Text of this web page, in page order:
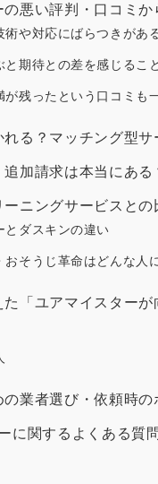
悪い評判・口コミか
術や対応にばらつきがあ
と期待との差を感じるこ
が残ったという口コミも
れる？マッチング型サ
加請求は本当にある
ーニングサービスと
とダスキンの違い
おそうじ革命はどんな人
「ユアマイスターが
業者選び・依頼時の
に関するよくある質